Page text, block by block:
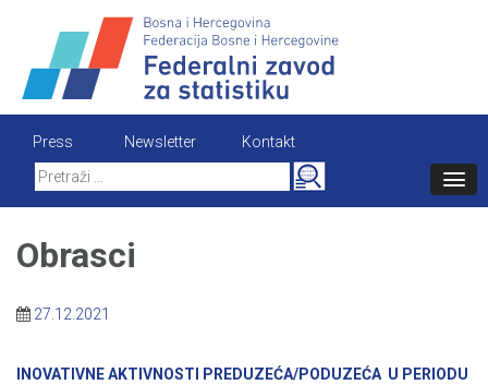
content
Press Newsletter
Kontakt
Search
for:
Obrasci
27.12.2021
INOVATIVNE AKTIVNOSTI PREDUZEĆA/PODUZEĆA U PERIODU